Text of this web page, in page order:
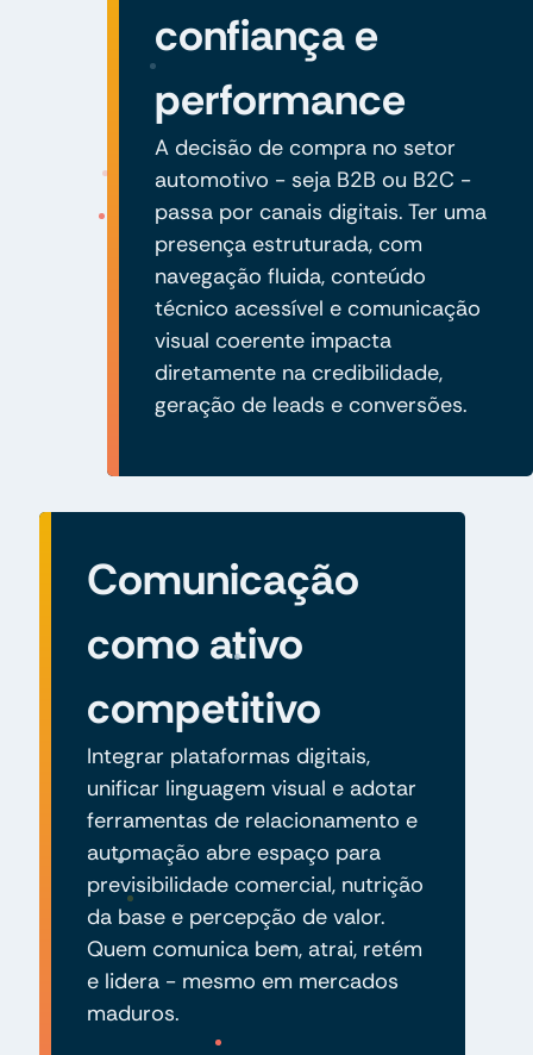
confiança e
performance
A decisão de compra no setor
automotivo - seja B2B ou B2C -
passa por canais digitais. Ter uma
presença estruturada, com
navegação fluida, conteúdo
técnico acessível e comunicação
visual coerente impacta
diretamente na credibilidade,
geração de leads e conversões.
Comunicação
como ativo
competitivo
Integrar plataformas digitais,
unificar linguagem visual e adotar
ferramentas de relacionamento e
automação abre espaço para
previsibilidade comercial, nutrição
da base e percepção de valor.
Quem comunica bem, atrai, retém
e lidera - mesmo em mercados
maduros.